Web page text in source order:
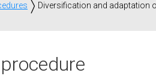
Diversification and adaptation